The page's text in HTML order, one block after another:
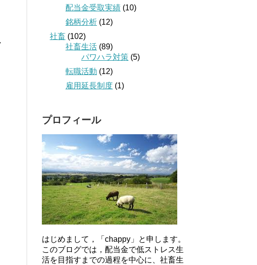
配当金受取実績 (10)
銘柄分析 (12)
社畜 (102)
社畜生活 (89)
パワハラ対策 (5)
転職活動 (12)
雇用延長制度 (1)
プロフィール
はじめまして，「chappy」と申します。
このブログでは，配当金で低ストレス生
活を目指すまでの過程を中心に、社畜生